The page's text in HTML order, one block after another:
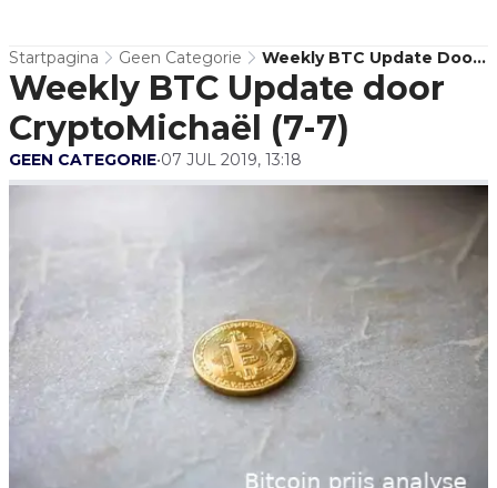
Startpagina Geen Categorie
Weekly BTC Update Door
CryptoMichaël (7-7)
Weekly BTC Update door
CryptoMichaël (7-7)
GEEN CATEGORIE•07 JUL 2019, 13:18